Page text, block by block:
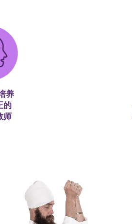
养
的
师